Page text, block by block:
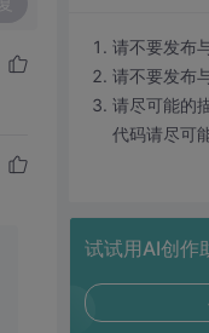
请不要发布
请不要发布
请尽可能的
代码请尽可
试试用AI创作